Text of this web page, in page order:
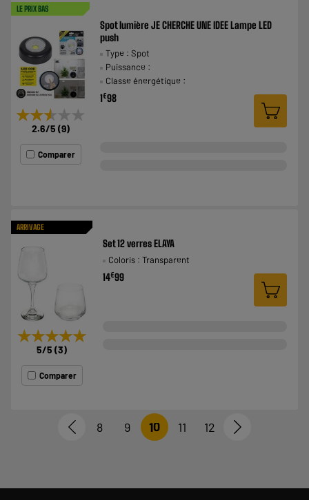
LE PRIX BAS
★★★★★
★★★★★
2.6/5 (9)
Comparer
Spot lumière JE CHERCHE UNE IDEE Lampe LED
push
Type : Spot
Puissance :
Classe énergétique :
1€98
ARRIVAGE
★★★★★
★★★★★
5/5 (3)
Comparer
Set 12 verres ELAYA
Coloris : Transparent
14€99
8 9 10 11 12